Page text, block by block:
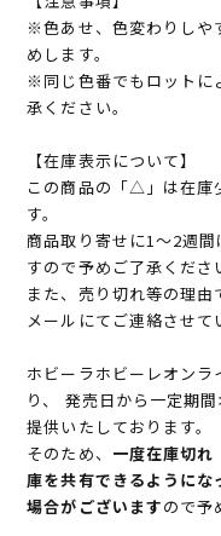
※色あせ、色変わりしや
めします。
※同じ色番でもロットに
承ください。
【在庫表示について】
この商品の「△」は在庫
す。
商品取り寄せに1～2週
すので予めご了承くださ
また、売り切れ等の理
メールにてご連絡させて
ホビーラホビーレオンラ
り、 発売日から一定期
提供いたしております。
そのため、 一度在庫切
庫を共有できるようにな
場合がございますので予